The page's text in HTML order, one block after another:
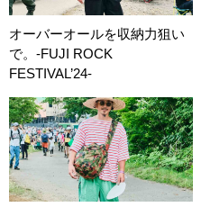
オーバーオールを収納力狙い
で。-FUJI ROCK
FESTIVAL’24-